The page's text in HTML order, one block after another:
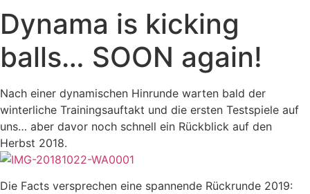
Dynama is kicking
balls… SOON again!
Nach einer dynamischen Hinrunde warten bald der
winterliche Trainingsauftakt und die ersten Testspiele auf
uns… aber davor noch schnell ein Rückblick auf den
Herbst 2018.
Die Facts versprechen eine spannende Rückrunde 2019: